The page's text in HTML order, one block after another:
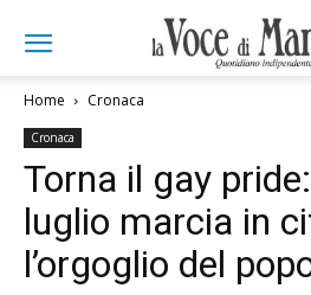
Home Cronaca
Cronaca
Torna il gay
luglio marcia in
l’orgoglio del